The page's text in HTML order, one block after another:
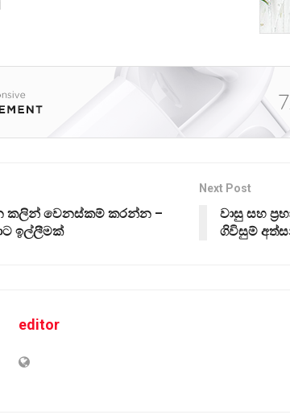
කලින් වෙනස්කම් කරන්න –
ඉල්ලීමක්
Next Post
වාසු සහ
ගිවිසුම්
editor